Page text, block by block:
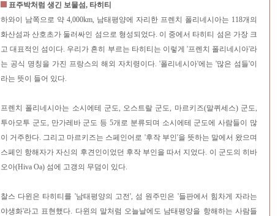
표주박처럼 생긴 보물섬, 타히티
하와이 남쪽으로 약 4,000km, 남태평양에 자리한 프렌치 폴리네시아는 118개의
화산섬과 산호초가 둘러싸인 섬으로 형성되었다. 이 중에서 타히티 섬은 가장 크
고 대표적인 섬이다. 우리가 흔히 부르는 타히티는 이렇게 '프렌치 폴리네시아'라
는 공식 명칭을 가진 프랑스의 해외 자치령이다. '폴리네시아'에는 '많은 섬들'이
라는 뜻이 들어 있다.
프렌치 폴리네시아는 소시에테 군도, 오스트랄 군도, 마르키즈(말퀴세스) 군도,
투아모투 군도, 만가레바 군도 등 5개로 분류되며 소시에테 군도에 사람들이 많
이 거주한다. 그리고 마르키즈는 스페인어로 '후작 부인'을 뜻하는 말에서 왔으며
스페인 항해자가 자신의 후견인이었던 후작 부인을 따서 지었다. 이 군도의 히바
오아(Hiva Oa) 섬에 고갱의 무덤이 있다.
찰스 다윈은 타히티를 '남태평양의 고전', 섬 원주민은 '들판에서 힘차게 자라는
야생화'라고 표현했다. 다윈의 말처럼 오늘날에도 남태평양을 항해하는 사람들